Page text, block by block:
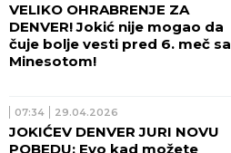
VELIKO OHRABRENJE ZA
DENVER! Jokić nije mogao da
čuje bolje vesti pred 6. meč sa
Minesotom!
07:34 29.04.2026
JOKIĆEV DENVER JURI NOVU
POBEDU: Evo kad možete